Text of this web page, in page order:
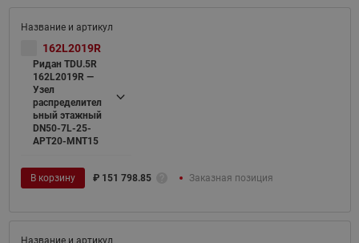
162L2019R
Ридан TDU.5R
162L2019R —
Узел
распределител
ьный этажный
DN50-7L-25-
APT20-MNT15
В корзину ₽ 151 798.85 Заказная позиция